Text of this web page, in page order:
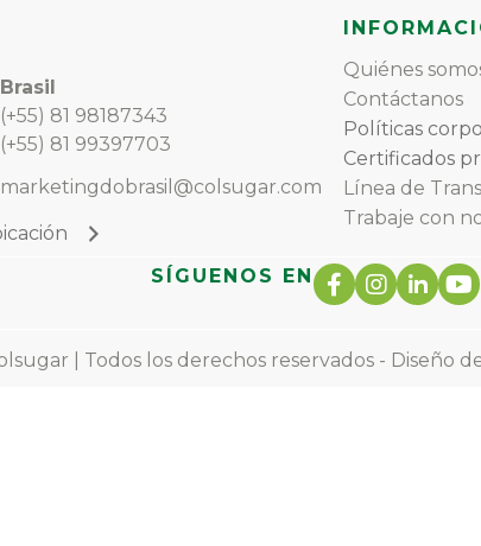
Brasil
(+55) 81 98187343
(+55) 81 99397703
marketingdobrasil@colsugar.com
Quiénes
Contáctanos
Políticas
Certificados
Línea de
Trabaje con
SÍGUENOS EN
| Todos los derechos reservados - Diseño